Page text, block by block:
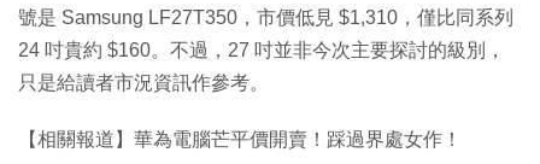
號是 Samsung LF27T350，市價低見 $1,310，僅比同系列
24 吋貴約 $160。不過，27 吋並非今次主要探討的級別，
只是給讀者市況資訊作參考。
【相關報道】華為電腦芒平價開賣！踩過界處女作！